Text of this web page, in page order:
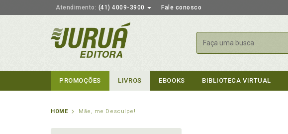
Atendimento: (41) 4009-3900 Fale conosco
Buscar
PROMOÇÕES LIVROS EBOOKS BIBLIOTECA VIRTUAL
HOME Mãe, me Desculpe!